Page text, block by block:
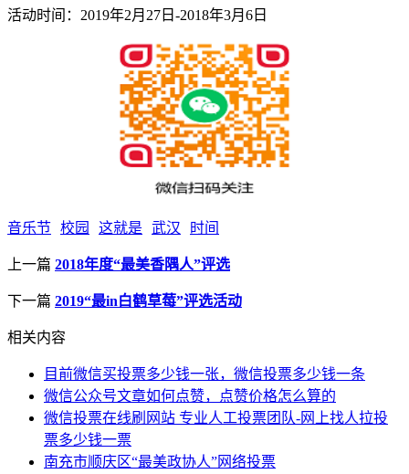
活动时间：2019年2月27日-2018年3月6日
音乐节 校园 这就是 武汉 时间
上一篇 2018年度“最美香隅人”评选
下一篇 2019“最in白鹤草莓”评选活动
相关内容
目前微信买投票多少钱一张，微信投票多少钱一条
微信公众号文章如何点赞，点赞价格怎么算的
微信投票在线刷网站 专业人工投票团队-网上找人拉投
票多少钱一票
南充市顺庆区“最美政协人”网络投票